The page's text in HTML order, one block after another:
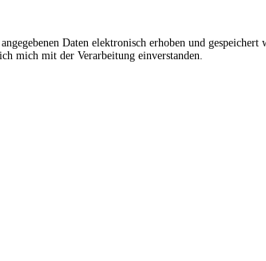
Daten elektronisch erhoben und gespeichert
mich mit der Verarbeitung einverstanden.